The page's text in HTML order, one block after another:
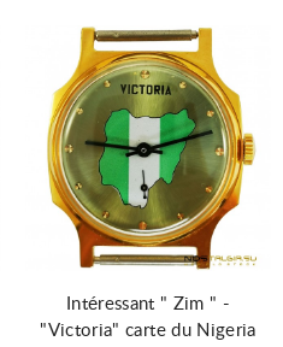
Intéressant " Zim " -
"Victoria" carte du Nigeria